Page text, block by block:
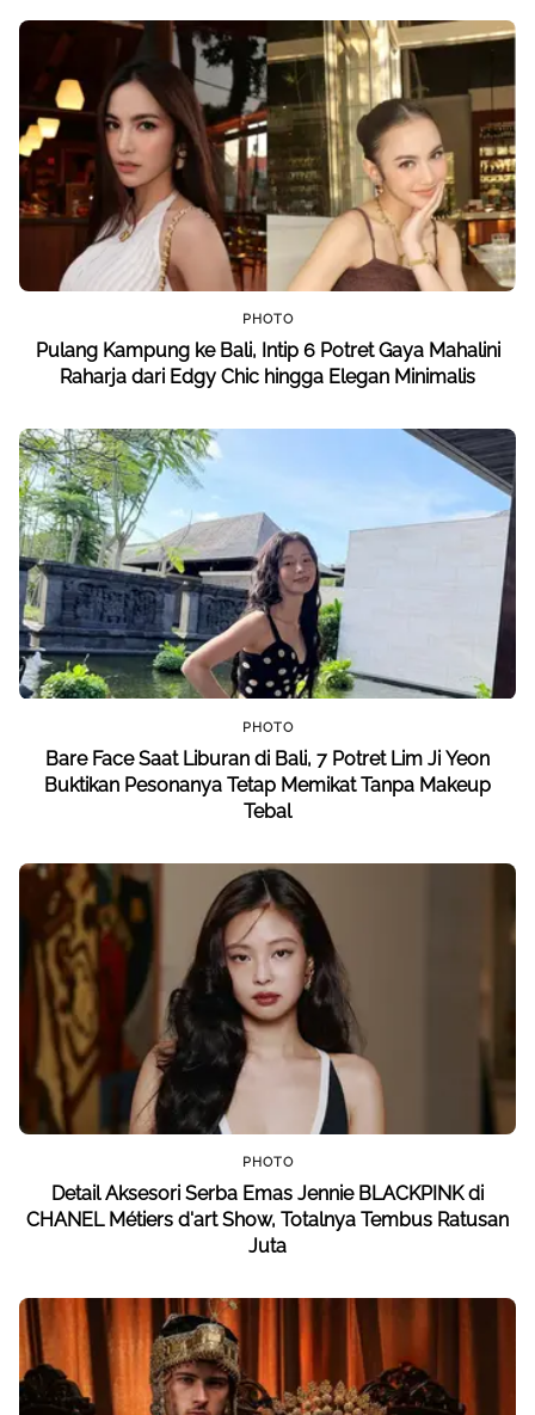
PHOTO
Pulang Kampung ke Bali, Intip 6 Potret Gaya Mahalini
Raharja dari Edgy Chic hingga Elegan Minimalis
PHOTO
Bare Face Saat Liburan di Bali, 7 Potret Lim Ji Yeon
Buktikan Pesonanya Tetap Memikat Tanpa Makeup
Tebal
PHOTO
Detail Aksesori Serba Emas Jennie BLACKPINK di
CHANEL Métiers d'art Show, Totalnya Tembus Ratusan
Juta